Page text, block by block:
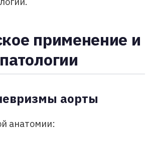
применение и
аорты
анатомии: